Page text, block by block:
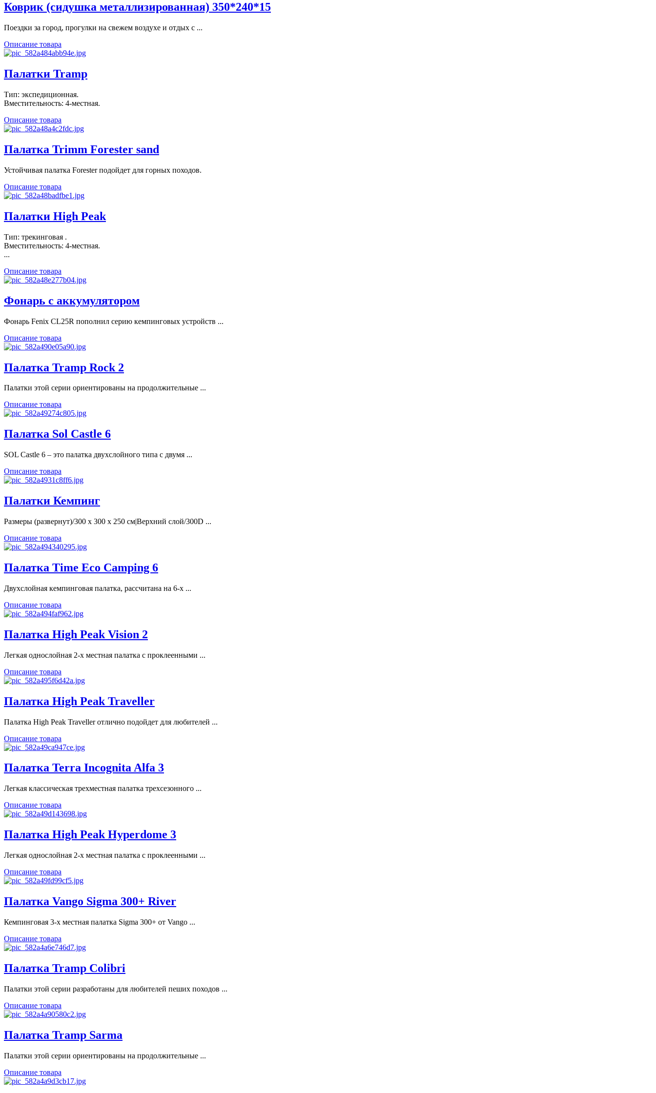
Коврик (сидушка металлизированная) 350*240*15
Поездки за город, прогулки на свежем воздухе и отдых с ...
Описание товара
Палатки Tramp
Тип: экспедиционная.
Вместительность: 4-местная.
Описание товара
Палатка Trimm Forester sand
Устойчивая палатка Forester подойдет для горных походов.
Описание товара
Палатки High Peak
Тип: трекинговая .
Вместительность: 4-местная.
...
Описание товара
Фонарь с аккумулятором
Фонарь Fenix CL25R пополнил серию кемпинговых устройств ...
Описание товара
Палатка Tramp Rock 2
Палатки этой серии ориентированы на продолжительные ...
Описание товара
Палатка Sol Castle 6
SOL Castle 6 – это палатка двухслойного типа с двумя ...
Описание товара
Палатки Кемпинг
Размеры (развернут)/300 х 300 х 250 см|Верхний слой/300D ...
Описание товара
Палатка Time Eco Camping 6
Двухслойная кемпинговая палатка, рассчитана на 6-х ...
Описание товара
Палатка High Peak Vision 2
Легкая однослойная 2-х местная палатка с проклеенными ...
Описание товара
Палатка High Peak Traveller
Палатка High Peak Traveller отлично подойдет для любителей ...
Описание товара
Палатка Terra Incognita Alfa 3
Легкая классическая трехместная палатка трехсезонного ...
Описание товара
Палатка High Peak Hyperdome 3
Легкая однослойная 2-х местная палатка с проклеенными ...
Описание товара
Палатка Vango Sigma 300+ River
Кемпинговая 3-х местная палатка Sigma 300+ от Vango ...
Описание товара
Палатка Tramp Colibri
Палатки этой серии разработаны для любителей пеших походов ...
Описание товара
Палатка Tramp Sarma
Палатки этой серии ориентированы на продолжительные ...
Описание товара